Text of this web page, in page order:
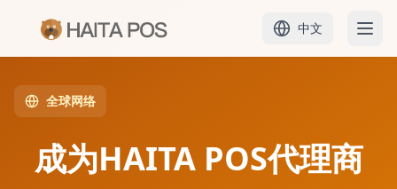
中文
首页
产品
全球网络
成为HAITA POS代理商